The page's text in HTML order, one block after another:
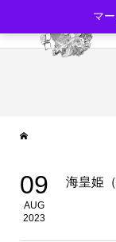
09
AUG
2023
海皇姫
マ